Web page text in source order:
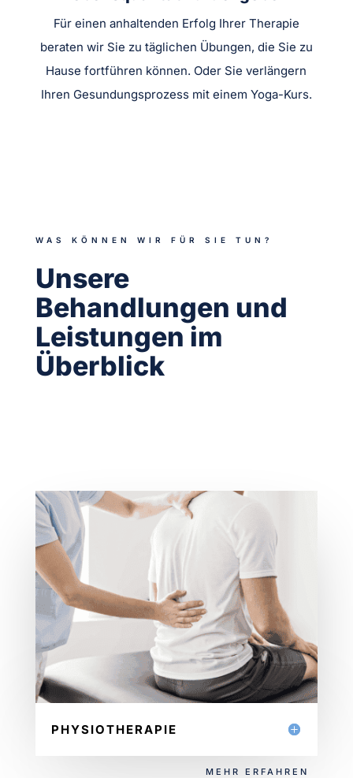
Für einen anhaltenden Erfolg Ihrer Therapie
beraten wir Sie zu täglichen Übungen, die Sie zu
Hause fortführen können. Oder Sie verlängern
Ihren Gesundungsprozess mit einem Yoga-Kurs.
WAS KÖNNEN WIR FÜR SIE TUN?
Unsere
Behandlungen und
Leistungen im
Überblick
PHYSIOTHERAPIE
MEHR ERFAHREN